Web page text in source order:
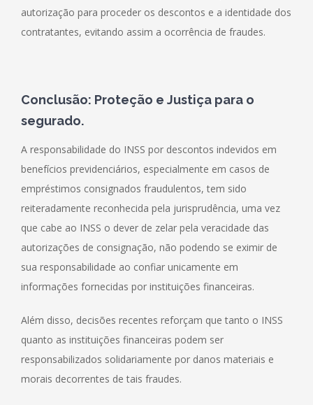
autorização para proceder os descontos e a identidade dos
contratantes, evitando assim a ocorrência de fraudes.
Conclusão: Proteção e Justiça para o
segurado.
A responsabilidade do INSS por descontos indevidos em
benefícios previdenciários, especialmente em casos de
empréstimos consignados fraudulentos, tem sido
reiteradamente reconhecida pela jurisprudência, uma vez
que cabe ao INSS o dever de zelar pela veracidade das
autorizações de consignação, não podendo se eximir de
sua responsabilidade ao confiar unicamente em
informações fornecidas por instituições financeiras.
Além disso, decisões recentes reforçam que tanto o INSS
quanto as instituições financeiras podem ser
responsabilizados solidariamente por danos materiais e
morais decorrentes de tais fraudes.